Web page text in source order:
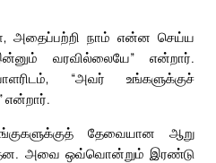
அதைப்பற்றி நாம் என்ன செய்ய
வரவில்லையே” என்றார்.
“அவர் உங்களுக்குச்
தேவையான ஆறு
அவை ஒவ்வொன்றும் இரண்டு